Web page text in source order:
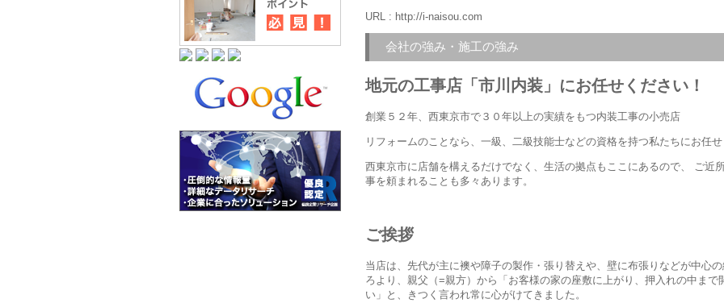
URL : http://i-naisou.com
会社の強み・施工の強み
地元の工事店「市川内装」にお任せください！
創業５２年、西東京市で３０年以上の実績をもつ内装工事の小売店
リフォームのことなら、一級、二級技能士などの資格を持つ私たちにお任せ
西東京市に店舗を構えるだけでなく、生活の拠点もここにあるので、 ご近
事を頼まれることも多々あります。
ご挨拶
当店は、先代が主に襖や障子の製作・張り替えや、壁に布張りなどが中心
ろより、親父（=親方）から「お客様の家の座敷に上がり、押入れの中まで
い」と、きつく言われ常に心がけてきました。